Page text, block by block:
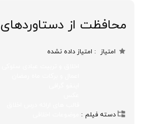
محافظت از
امتیاز امتیاز داده نشده
دسته فیلم